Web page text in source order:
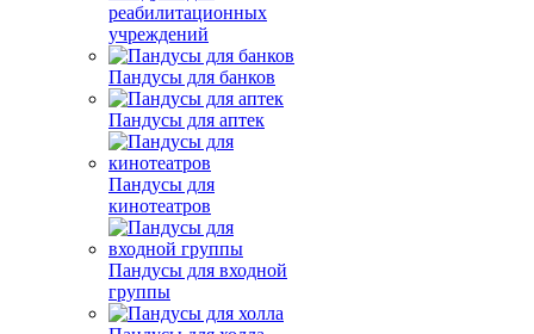
реабилитационных
учреждений
Пандусы для банков
Пандусы для аптек
Пандусы для
кинотеатров
Пандусы для входной
группы